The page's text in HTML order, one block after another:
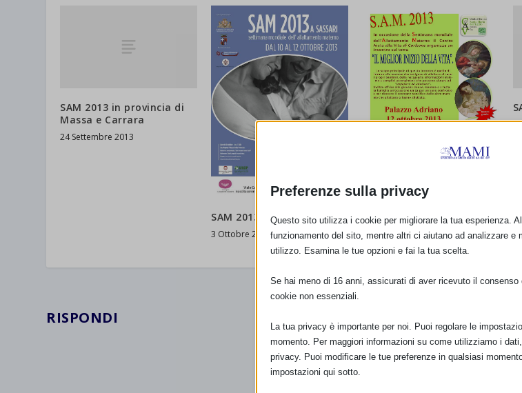
SAM 2013 in provincia di
Massa e Carrara
24 Settembre 2013
SAM 2013 a Sassari
3 Ottobre 2013
Sam 2013 a Palazzo
Adriano (PA)
24 Settembre 2013
2
RISPONDI
Preferenze sulla privacy
Questo sito utilizza i cookie per migliorare la tua esperienza.
funzionamento del sito, mentre altri ci aiutano ad analizzare e
utilizzo. Esamina le tue opzioni e fai la tua scelta.
Se hai meno di 16 anni, assicurati di aver ricevuto il
cookie non essenziali.
La tua privacy è importante per noi. Puoi regolare le
momento. Per maggiori informazioni su come utilizziamo i
privacy. Puoi modificare le tue preferenze in qualsiasi
impostazioni qui sotto.